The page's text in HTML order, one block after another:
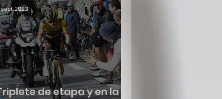
de etapa y en la
sept 2023